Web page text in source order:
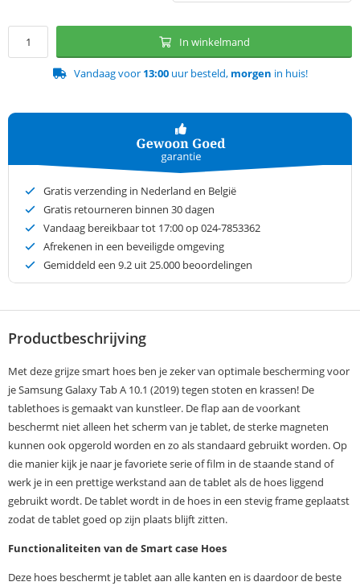
In winkelmand
Vandaag voor 13:00uur besteld, morgen in huis!
Gratis verzending in Nederland en België
Gratis retourneren binnen 30 dagen
Vandaag bereikbaar tot 17:00 op 024-7853362
Afrekenen in een beveiligde omgeving
Gemiddeld een 9.2 uit 25.000 beoordelingen
Productbeschrijving
Met deze grijze smart hoes ben je zeker van optimale bescherming voor
je Samsung Galaxy Tab A 10.1 (2019) tegen stoten en krassen! De
tablethoes is gemaakt van kunstleer. De flap aan de voorkant
beschermt niet alleen het scherm van je tablet, de sterke magneten
kunnen ook opgerold worden en zo als standaard gebruikt worden. Op
die manier kijk je naar je favoriete serie of film in de staande stand of
werk je in een prettige werkstand aan de tablet als de hoes liggend
gebruikt wordt. De tablet wordt in de hoes in een stevig frame geplaatst
zodat de tablet goed op zijn plaats blijft zitten.
Functionaliteiten van de Smart case Hoes
Deze hoes beschermt je tablet aan alle kanten en is daardoor de beste